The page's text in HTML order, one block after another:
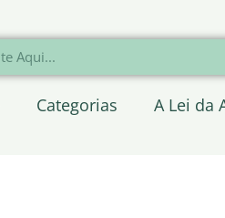
Categorias A Lei da